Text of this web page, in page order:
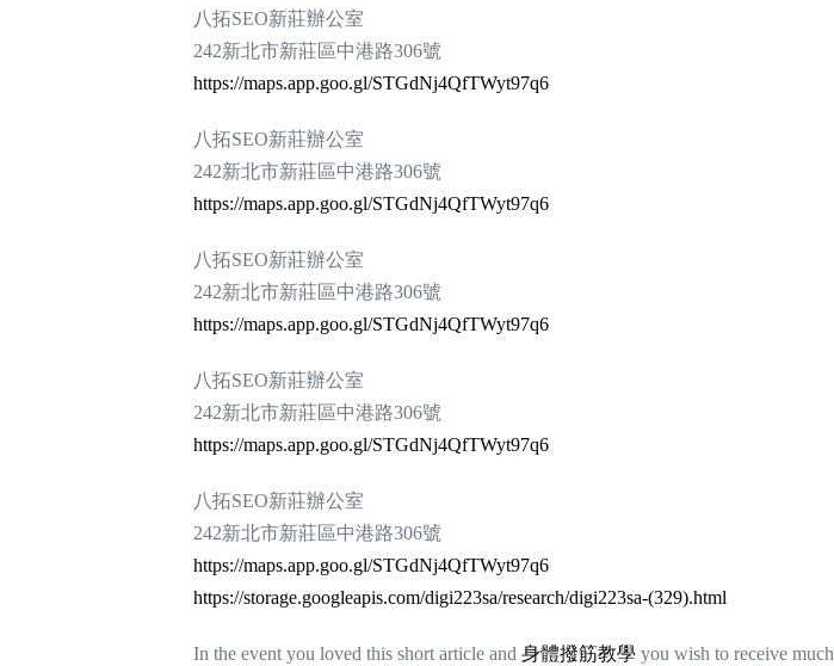
八拓SEO新莊辦公室
242新北市新莊區中港路306號
https://maps.app.goo.gl/STGdNj4QfTWyt97q6
八拓SEO新莊辦公室
242新北市新莊區中港路306號
https://maps.app.goo.gl/STGdNj4QfTWyt97q6
八拓SEO新莊辦公室
242新北市新莊區中港路306號
https://maps.app.goo.gl/STGdNj4QfTWyt97q6
八拓SEO新莊辦公室
242新北市新莊區中港路306號
https://maps.app.goo.gl/STGdNj4QfTWyt97q6
八拓SEO新莊辦公室
242新北市新莊區中港路306號
https://maps.app.goo.gl/STGdNj4QfTWyt97q6
https://storage.googleapis.com/digi223sa/research/digi223sa-(329).html
In the event you loved this short article and 身體撥筋教學 you wish to receive much